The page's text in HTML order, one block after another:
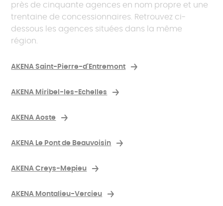
près de cinquante agences en nom propre et une
trentaine de concessionnaires. Retrouvez ci-
dessous les agences situées dans la même
région.
AKENA Saint-Pierre-d'Entremont
AKENA Miribel-les-Echelles
AKENA Aoste
AKENA Le Pont de Beauvoisin
AKENA Creys-Mepieu
AKENA Montalieu-Vercieu